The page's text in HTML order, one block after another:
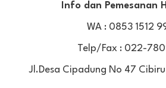
Info dan Pemesanan
WA : 0853 1512
Telp/Fax : 022-
Jl.Desa Cipadung No 47